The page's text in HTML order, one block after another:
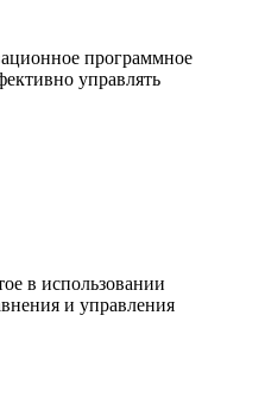
программное
управлять
в использовании
и управления